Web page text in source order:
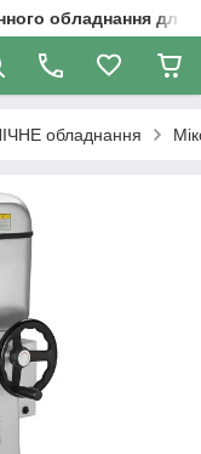
обладнання
обладнання